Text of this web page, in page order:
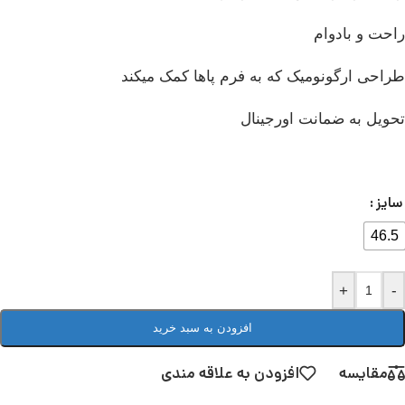
راحت و بادوام
طراحی ارگونومیک که به فرم پاها کمک میکند
تحویل به ضمانت اورجینال
سایز
46.5
-
+
افزودن به سبد خرید
مقایسه افزودن به علاقه مندی